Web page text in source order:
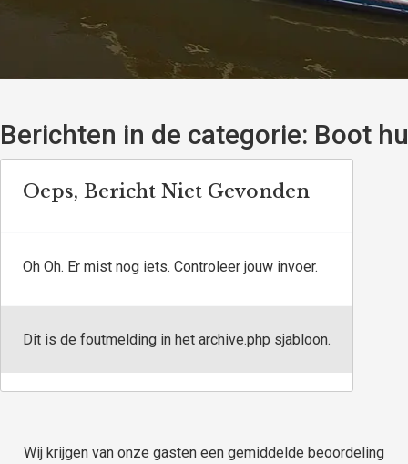
Berichten in de categorie: Boot
Oeps, Bericht Niet Gevonden
Oh Oh. Er mist nog iets. Controleer jouw invoer.
Dit is de foutmelding in het archive.php sjabloon.
Wij krijgen van onze gasten een gemiddelde beoordeling